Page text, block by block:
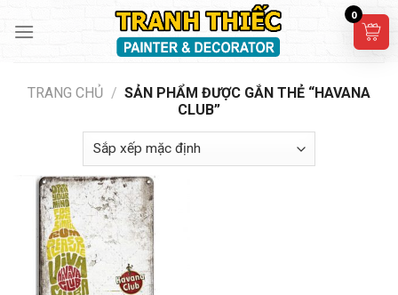
TRANG CHỦ / SẢN PHẨM ĐƯỢC GẮN THẺ “HAVANA
CLUB”
0